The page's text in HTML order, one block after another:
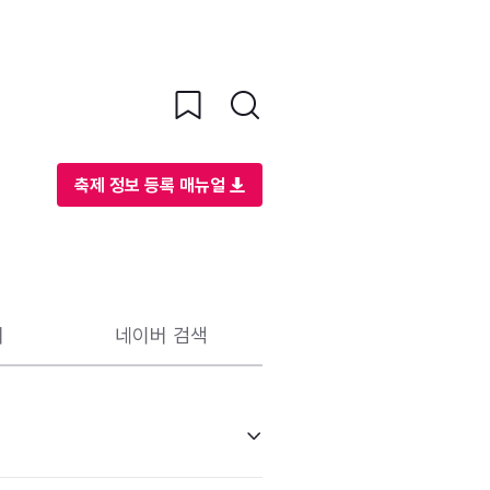
축제 정보 등록 매뉴얼
네이버 검색